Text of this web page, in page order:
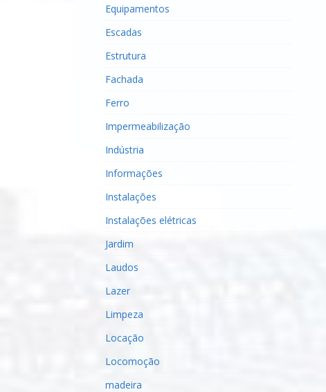
Equipamentos
Escadas
Estrutura
Fachada
Ferro
Impermeabilização
Indústria
Informações
Instalações
Instalações elétricas
Jardim
Laudos
Lazer
Limpeza
Locação
Locomoção
madeira